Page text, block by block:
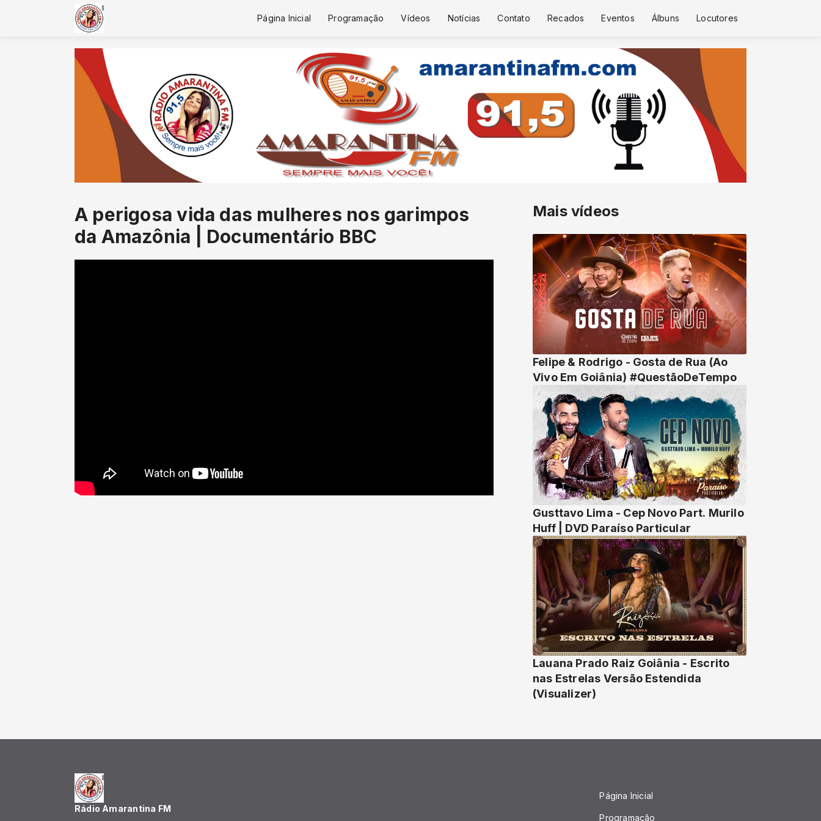
Página Inicial Programação Vídeos Notícias Contato Recados Eventos Álbuns Locutores
A perigosa vida das mulheres nos garimpos
da Amazônia | Documentário BBC
Mais vídeos
Felipe & Rodrigo - Gosta de Rua (Ao
Vivo Em Goiânia) #QuestãoDeTempo
Gusttavo Lima - Cep Novo Part. Murilo
Huff | DVD Paraíso Particular
Lauana Prado Raiz Goiânia - Escrito
nas Estrelas Versão Estendida
(Visualizer)
Rádio Amarantina FM
Página Inicial
Programação